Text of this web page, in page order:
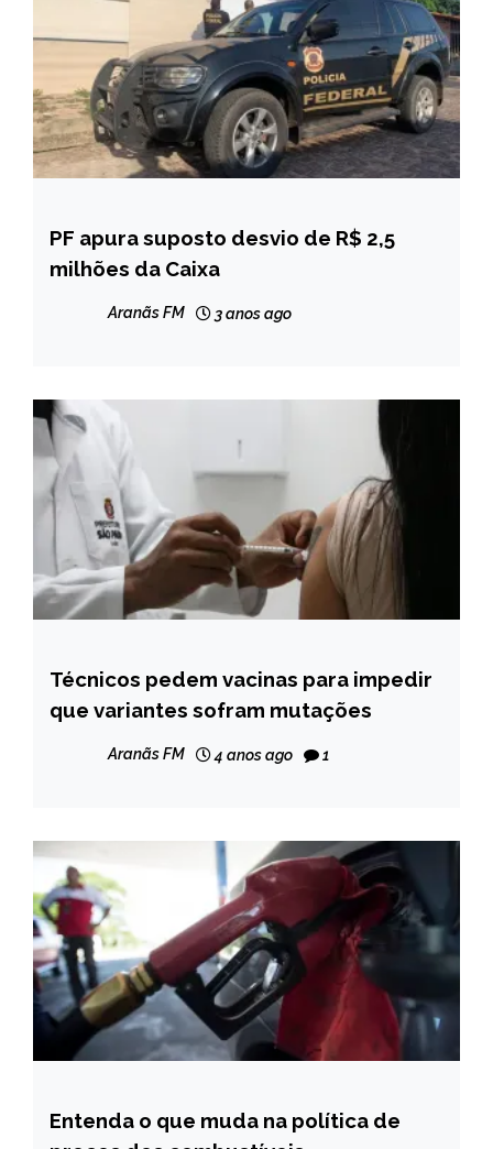
BRASIL
NOTÍCIAS
PF apura suposto desvio de R$ 2,5
milhões da Caixa
Aranãs FM 3 anos ago
BRASIL
NOTÍCIAS
Técnicos pedem vacinas para impedir
que variantes sofram mutações
Aranãs FM 4 anos ago 1
BRASIL
Entenda o que muda na política de